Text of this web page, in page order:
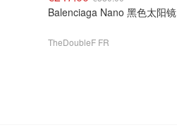
Balenciaga Nano 黑色太阳镜
TheDoubleF FR